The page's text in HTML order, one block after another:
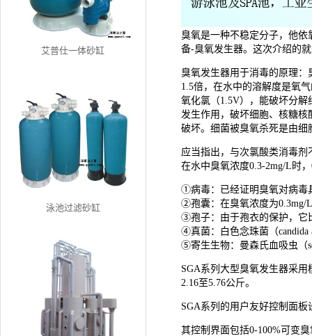
艾普仕一体砂缸
泳池过滤砂缸
臭氧是一种不稳定分子，他
备-臭氧发生器。这次介绍的
臭氧发生器用于消毒的原理
1.5倍，在水中的溶解度是氧
氧化氯（1.5V），能破坏分
发生作用，破坏细胞、核糖
破坏。细菌被臭氧杀死是由
应当指出，与次氯酸类消毒
在水中臭氧浓度0.3-2mg/L时
①病毒：已经证明臭氧对病毒
②孢囊：在臭氧浓度为0.3mg/
③孢子：由于孢衣的保护，它
④真菌：白色念珠菌（candida
⑤寄生生物：曼森氏血吸虫（
SGA系列大型臭氧发生器采
2.16至5.76公斤。
SGA系列的用户友好控制面
其控制界面包括0-100%可变